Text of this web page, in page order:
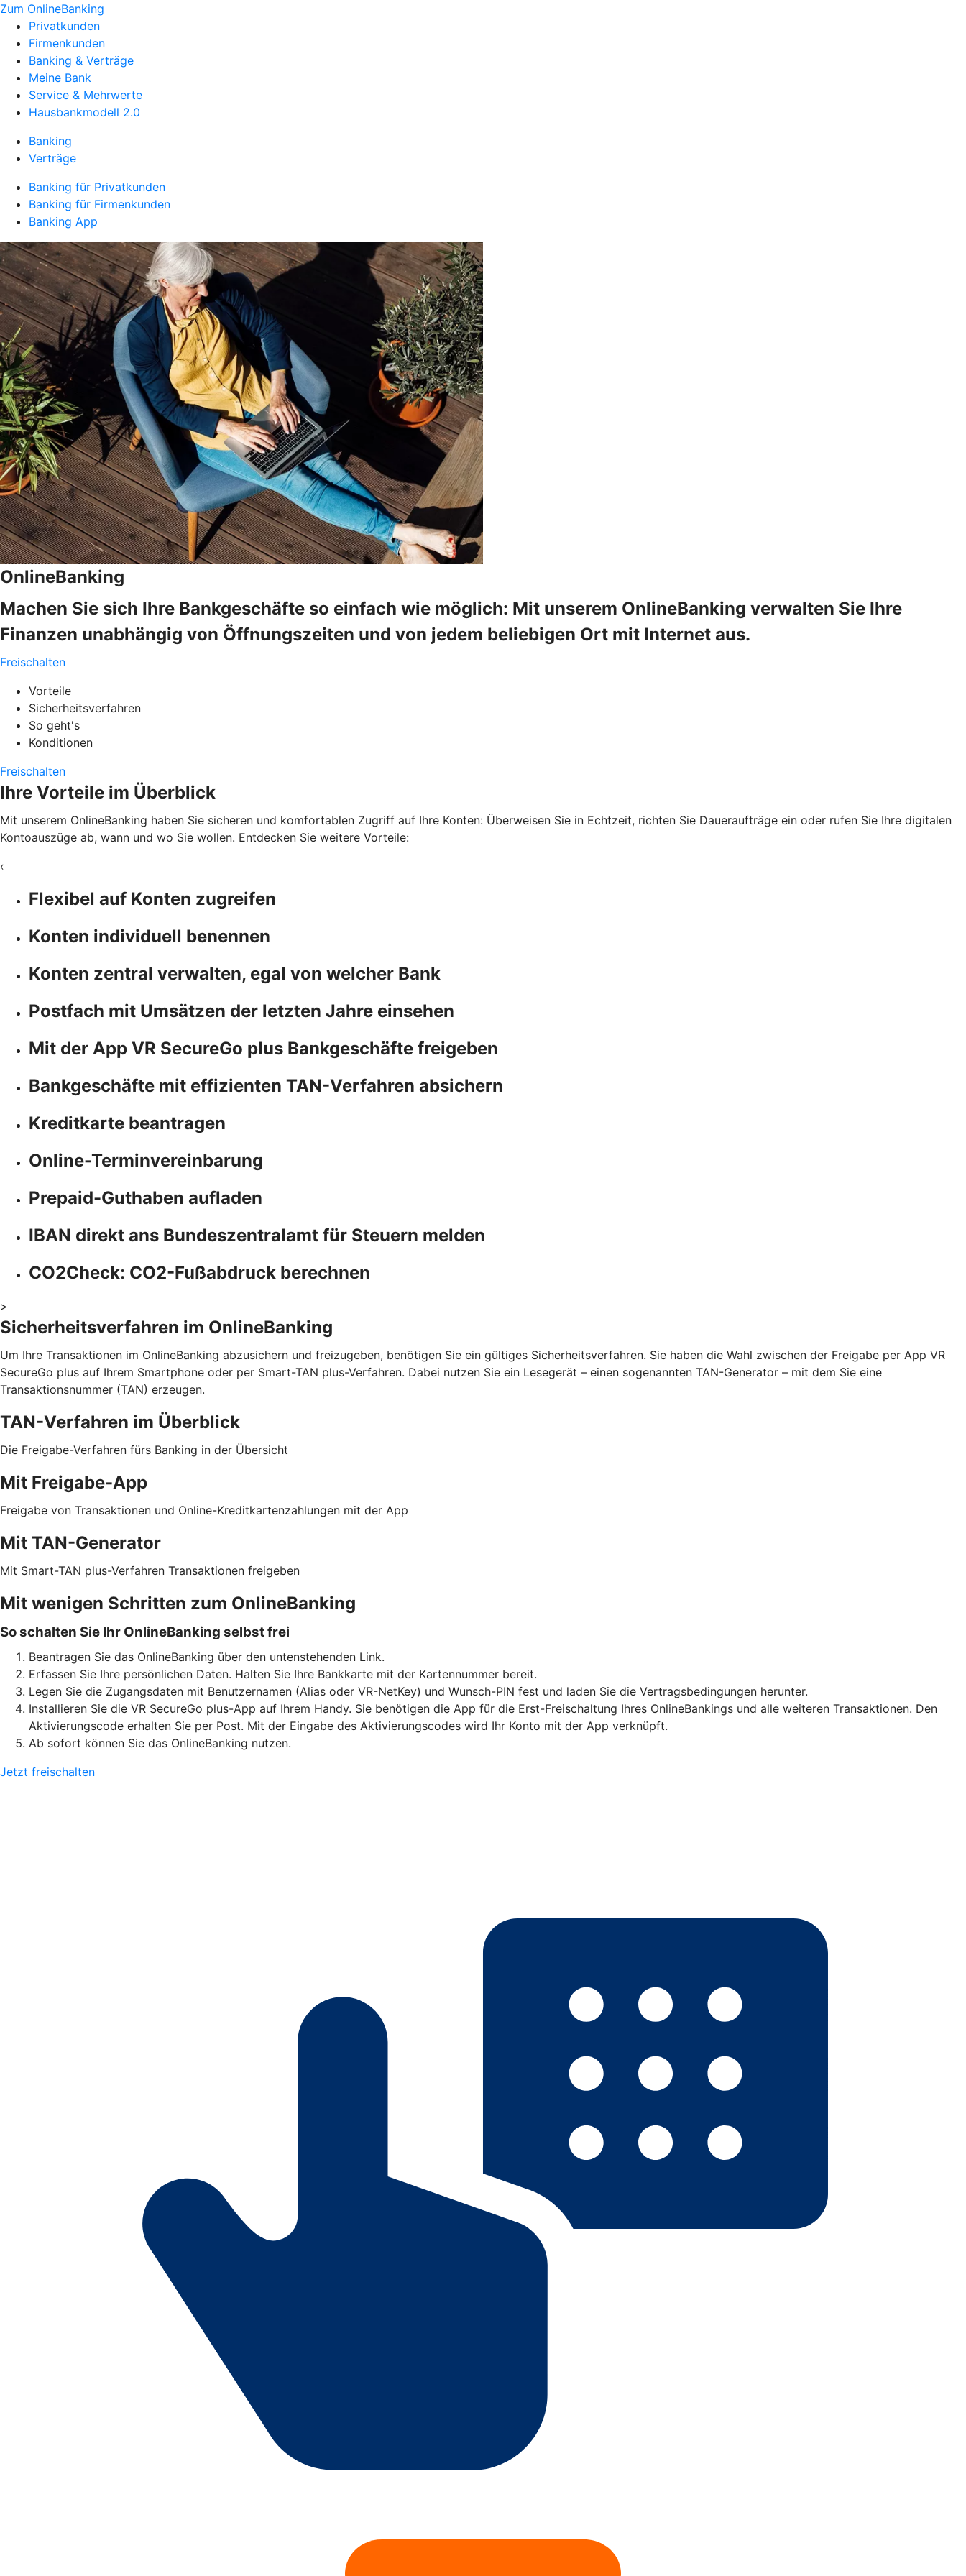
Zum OnlineBanking
Privatkunden
Firmenkunden
Banking & Verträge
Meine Bank
Service & Mehrwerte
Hausbankmodell 2.0
Banking
Verträge
Banking für Privatkunden
Banking für Firmenkunden
Banking App
OnlineBanking
Machen Sie sich Ihre Bankgeschäfte so einfach wie möglich: Mit unserem OnlineBanking verwalten Sie Ihre
Finanzen unabhängig von Öffnungszeiten und von jedem beliebigen Ort mit Internet aus.
Freischalten
Vorteile
Sicherheitsverfahren
So geht's
Konditionen
Freischalten
Ihre Vorteile im Überblick
Mit unserem OnlineBanking haben Sie sicheren und komfortablen Zugriff auf Ihre Konten: Überweisen Sie in Echtzeit, richten Sie Daueraufträge ein oder rufen Sie Ihre digitalen
Kontoauszüge ab, wann und wo Sie wollen. Entdecken Sie weitere Vorteile:
‹
Flexibel auf Konten zugreifen
Konten individuell benennen
Konten zentral verwalten, egal von welcher Bank
Postfach mit Umsätzen der letzten Jahre einsehen
Mit der App VR SecureGo plus Bankgeschäfte freigeben
Bankgeschäfte mit effizienten TAN-Verfahren absichern
Kreditkarte beantragen
Online-Terminvereinbarung
Prepaid-Guthaben aufladen
IBAN direkt ans Bundeszentralamt für Steuern melden
CO2Check: CO2-Fußabdruck berechnen
>
Sicherheitsverfahren im OnlineBanking
Um Ihre Transaktionen im OnlineBanking abzusichern und freizugeben, benötigen Sie ein gültiges Sicherheitsverfahren. Sie haben die Wahl zwischen der Freigabe per App VR
SecureGo plus auf Ihrem Smartphone oder per Smart-TAN plus-Verfahren. Dabei nutzen Sie ein Lesegerät – einen sogenannten TAN-Generator – mit dem Sie eine
Transaktionsnummer (TAN) erzeugen.
TAN-Verfahren im Überblick
Die Freigabe-Verfahren fürs Banking in der Übersicht
Mit Freigabe-App
Freigabe von Transaktionen und Online-Kreditkartenzahlungen mit der App
Mit TAN-Generator
Mit Smart-TAN plus-Verfahren Transaktionen freigeben
Mit wenigen Schritten zum OnlineBanking
So schalten Sie Ihr OnlineBanking selbst frei
Beantragen Sie das OnlineBanking über den untenstehenden Link.
Erfassen Sie Ihre persönlichen Daten. Halten Sie Ihre Bankkarte mit der Kartennummer bereit.
Legen Sie die Zugangsdaten mit Benutzernamen (Alias oder VR-NetKey) und Wunsch-PIN fest und laden Sie die Vertragsbedingungen herunter.
Installieren Sie die VR SecureGo plus-App auf Ihrem Handy. Sie benötigen die App für die Erst-Freischaltung Ihres OnlineBankings und alle weiteren Transaktionen. Den
Aktivierungscode erhalten Sie per Post. Mit der Eingabe des Aktivierungscodes wird Ihr Konto mit der App verknüpft.
Ab sofort können Sie das OnlineBanking nutzen.
Jetzt freischalten